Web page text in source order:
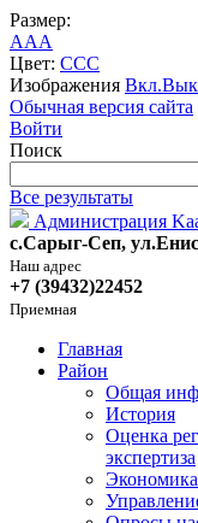
Размер:
AAA
Цвет: CCC
Изображения Вкл.
Обычная версия сайта
Войти
Поиск
Все результаты
Администрация
с.Сарыг-Сеп,
Наш адрес
+7 (39432)22452
Приемная
Главная
Район
Общая
История
Оценка
экспертиза
Экономика